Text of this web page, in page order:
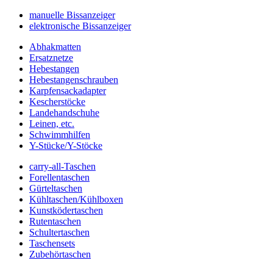
manuelle Bissanzeiger
elektronische Bissanzeiger
Abhakmatten
Ersatznetze
Hebestangen
Hebestangenschrauben
Karpfensackadapter
Kescherstöcke
Landehandschuhe
Leinen, etc.
Schwimmhilfen
Y-Stücke/Y-Stöcke
carry-all-Taschen
Forellentaschen
Gürteltaschen
Kühltaschen/Kühlboxen
Kunstködertaschen
Rutentaschen
Schultertaschen
Taschensets
Zubehörtaschen